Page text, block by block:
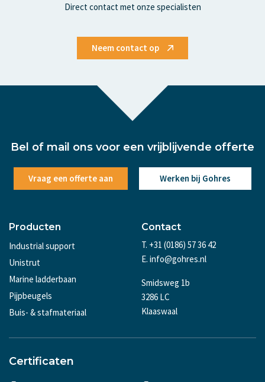
Direct contact met onze specialisten
Neem contact op
Bel of mail ons voor een vrijblijvende offerte
Vraag een offerte aan Werken bij Gohres
Producten
Industrial support
Unistrut
Marine ladderbaan
Pijpbeugels
Buis- & stafmateriaal
Contact
T. +31 (0186) 57 36 42
E. info@gohres.nl
Smidsweg 1b
3286 LC
Klaaswaal
Certificaten